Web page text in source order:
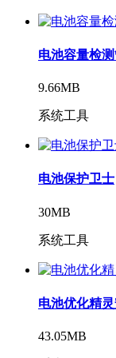
电池容量检
9.66MB
系统工具
电池保护卫士
30MB
系统工具
电池优化精
43.05MB